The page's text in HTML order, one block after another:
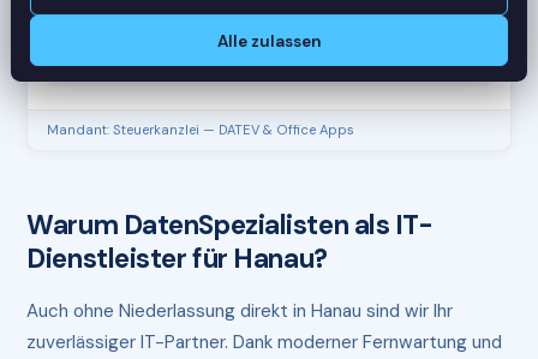
RDS-SRV02
14 Sessions
RAM
61%
Mandant: Steuerkanzlei — DATEV & Office Apps
Warum DatenSpezialisten als IT-
Dienstleister für Hanau?
Auch ohne Niederlassung direkt in Hanau sind wir Ihr
zuverlässiger IT-Partner. Dank moderner Fernwartung und
Alle zulassen